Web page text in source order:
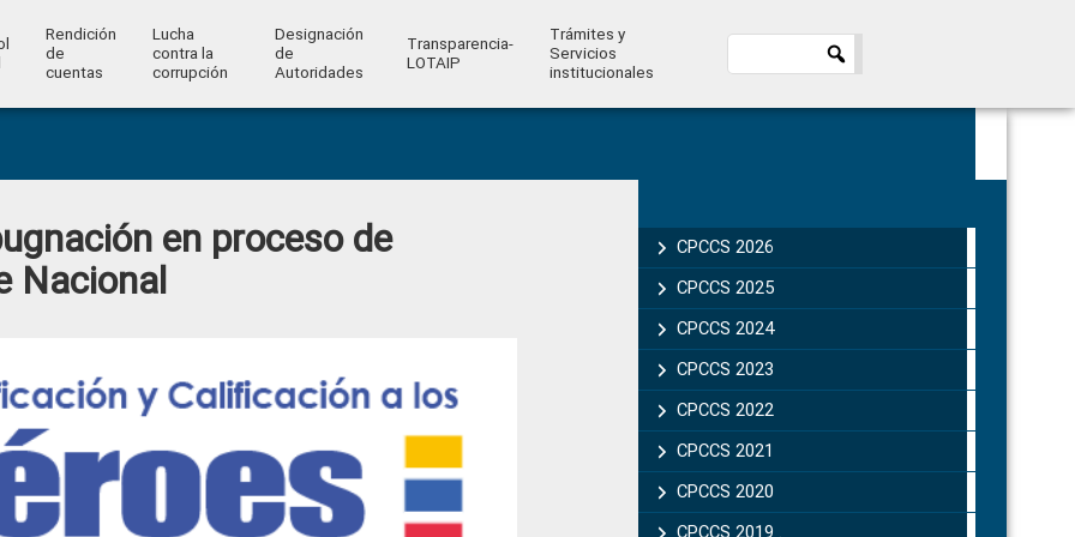
Rendición
de
cuentas
Lucha
contra la
corrupción
Designación
de
Autoridades
Transparencia-
LOTAIP
Trámites y
Servicios
institucionales
en proceso de
Nacional
Sidebar
CPCCS 2026
CPCCS 2025
CPCCS 2024
CPCCS 2023
CPCCS 2022
CPCCS 2021
CPCCS 2020
CPCCS 2019 .